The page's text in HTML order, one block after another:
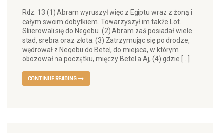
Rdz. 13 (1) Abram wyruszył więc z Egiptu wraz z żoną i
całym swoim dobytkiem. Towarzyszył im także Lot.
Skierowali się do Negebu. (2) Abram zaś posiadał wiele
stad, srebra oraz złota. (3) Zatrzymując się po drodze,
wędrował z Negebu do Betel, do miejsca, w którym
obozował na początku, między Betel a Aj, (4) gdzie […]
CONTINUE READING